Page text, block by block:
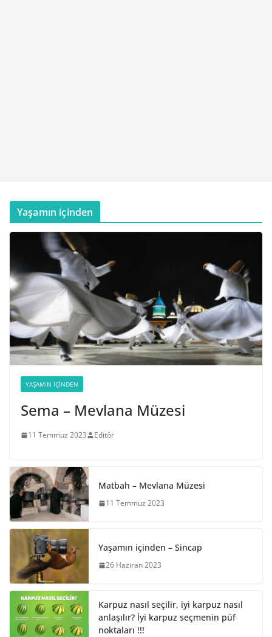
Yaşamın içinden
YAŞAMIN İÇINDEN
Sema – Mevlana Müzesi
11 Temmuz 2023 Editör
Matbah – Mevlana Müzesi
11 Temmuz 2023
Yaşamın içinden – Sincap
26 Haziran 2023
Karpuz nasıl seçilir, iyi karpuz nasıl
anlaşılır? İyi karpuz seçmenin püf
noktaları !!!